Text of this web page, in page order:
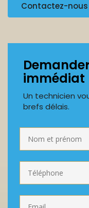
Contactez-nous
immédiat
Un technicien
brefs délais.